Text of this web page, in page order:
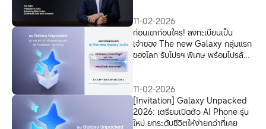
11-02-2026
ก่อนเขาก่อนใคร! ลงทะเบียนเป็น
เจ้าของ The new Galaxy กลุ่มแรก
ของโลก รับโปรฯ พิเศษ พร้อมโปรลับ
11-02-2026
[Invitation] Galaxy Unpacked
2026: เตรียมเปิดตัว AI Phone รุ่น
ใหม่ ยกระดับชีวิตให้ง่ายกว่าที่เคย